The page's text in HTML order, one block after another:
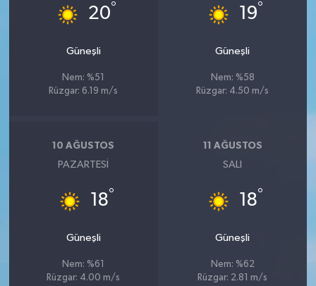
20°
Güneşli
Nem: %51
Rüzgar: 6.19 m/s
19°
Güneşli
Nem: %58
Rüzgar: 4.50 m/s
10 AĞUSTOS
PAZARTESI
18°
Güneşli
Nem: %61
Rüzgar: 4.00 m/s
11 AĞUSTOS
SALI
18°
Güneşli
Nem: %62
Rüzgar: 2.81 m/s